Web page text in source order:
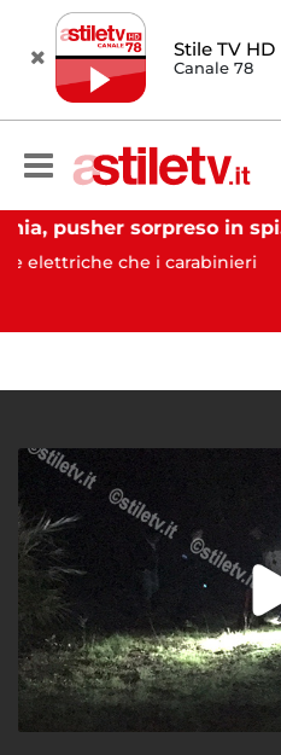
Stile TV HD
Canale 78
Ischia, pusher sorpreso in spiaggia da carabinieri in Vespa
i carabinieri
CRONACA